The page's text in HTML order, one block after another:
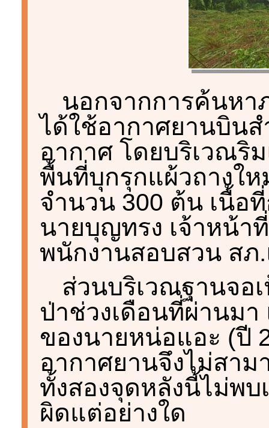
นอกจากการค้นหา
ได้ใช้อากาศยานบิน
อากาศ โดยบริเวณริ
พื้นที่บุกรุกแผ้วถางใ
จำนวน 300 ต้น เนื้อ
นายบุญทรง เจ้าหน้า
พนักงานสอบสวน สภ
ส่วนบริเวณฐานจอ
ป่าช่วงเดือนที่ผ่านม
ของนายหน่อแอะ (ปี
อากาศยานจึงไม่สา
ทั้งสองจุดหลังนี้ไม่พ
ผิดแต่อย่างใด